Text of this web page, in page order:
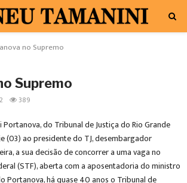
no Supremo
Supremo
389
do Tribunal de Justiça do Rio Grande
(03) ao presidente do TJ, desembargador
a sua decisão de concorrer a uma vaga no
(STF), aberta com a aposentadoria do ministro
Portanova, há quase 40 anos o Tribunal de